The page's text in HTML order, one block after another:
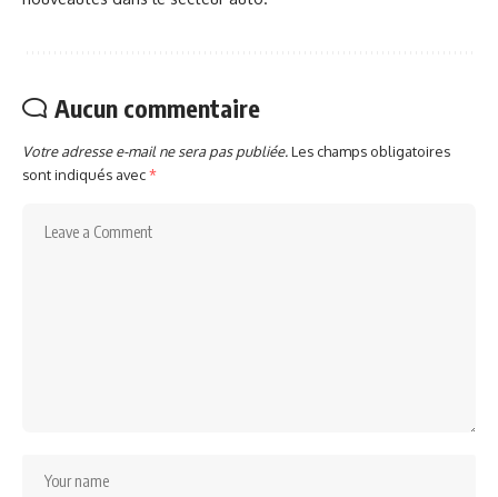
Aucun commentaire
Votre adresse e-mail ne sera pas publiée.Les champs obligatoires
sont indiqués avec*